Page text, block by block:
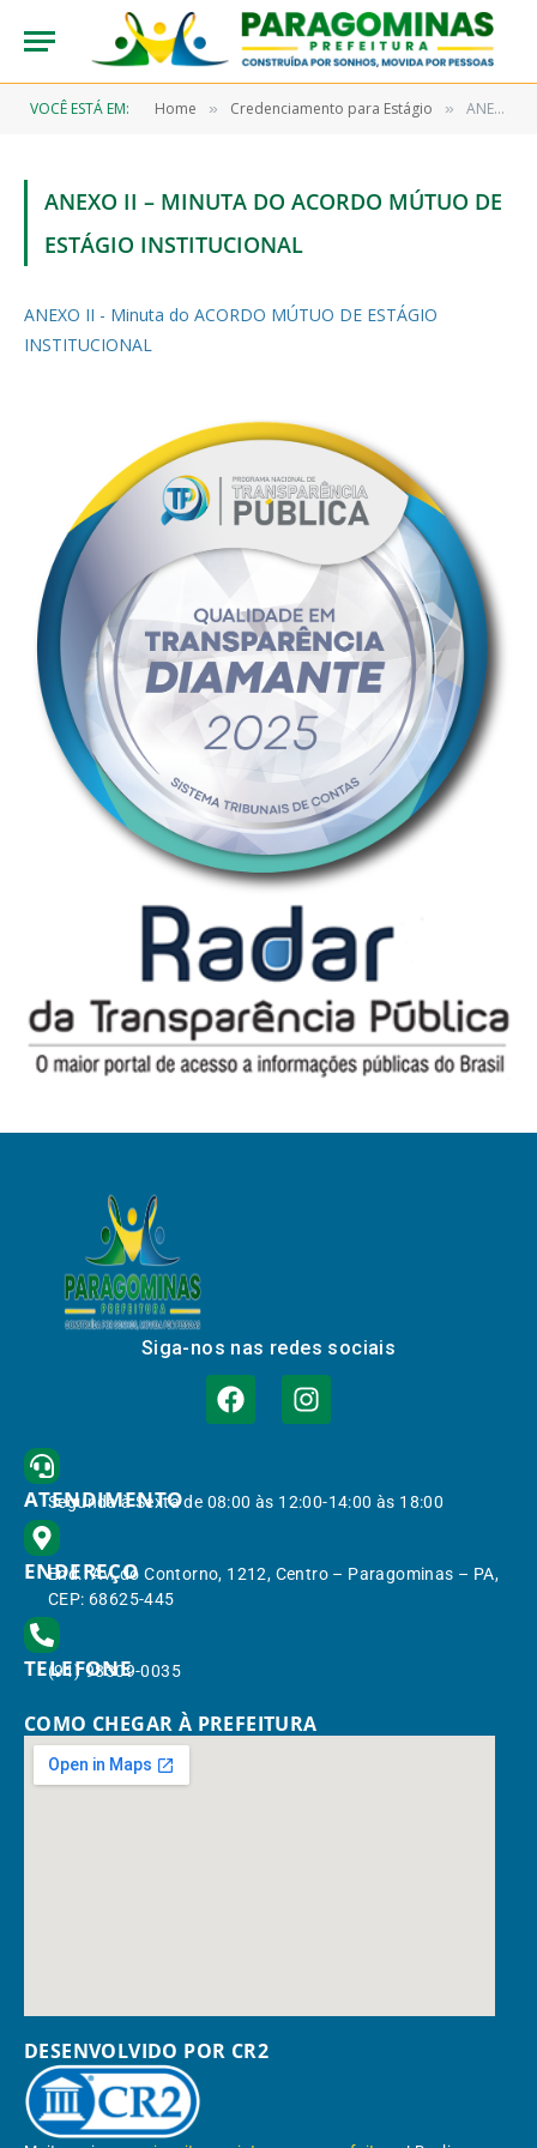
VOCÊ ESTÁ EM: Home » Credenciamento para Estágio » ANEXO II – Minuta do ACORDO MÚTUO DE ESTÁGIO INSTITUCIONAL
ANEXO II – MINUTA DO ACORDO MÚTUO DE
ESTÁGIO INSTITUCIONAL
ANEXO II - Minuta do ACORDO MÚTUO DE ESTÁGIO
INSTITUCIONAL
Siga-nos nas redes sociais
ATENDIMENTO
Segunda à Sexta de 08:00 às 12:00-14:00 às 18:00
ENDEREÇO
End.: Av. do Contorno, 1212, Centro – Paragominas – PA,
CEP: 68625-445
TELEFONE
(91) 98309-0035
COMO CHEGAR À PREFEITURA
DESENVOLVIDO POR CR2